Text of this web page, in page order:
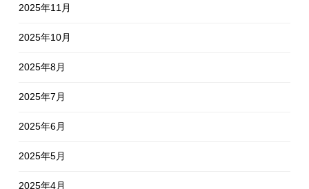
2025年11月
2025年10月
2025年8月
2025年7月
2025年6月
2025年5月
2025年4月